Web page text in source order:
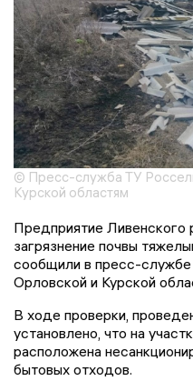
© Пресс-служба ТУ
Курской областям
Предприятие Ливенского
загрязнение почвы
сообщили в пресс-
Орловской и Курской
В ходе проверки,
установлено, что на
расположена
бытовых отходов.